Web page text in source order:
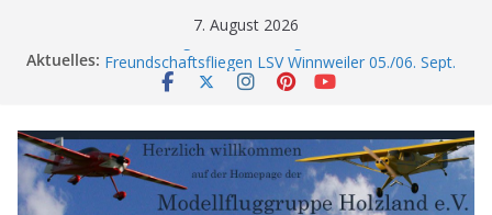
7. August 2026
Aktuelles: Freundschaftsfliegen LSV Winnweiler 05./06. Sept.
Monatssitzung vorverlegt
Anfliegen: neuer Termin